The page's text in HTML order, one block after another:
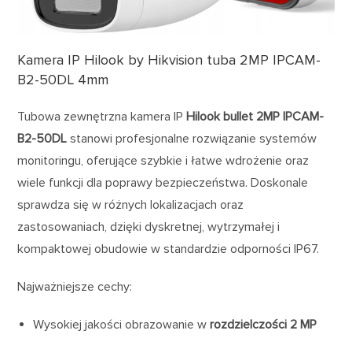
Kamera IP Hilook by Hikvision tuba 2MP IPCAM-
B2-50DL 4mm
Tubowa zewnętrzna kamera IPHilook bullet 2MP IPCAM-
B2-50DLstanowi profesjonalne rozwiązanie systemów
monitoringu, oferujące szybkie i łatwe wdrożenie oraz
wiele funkcji dla poprawy bezpieczeństwa. Doskonale
sprawdza się w różnych lokalizacjach oraz
zastosowaniach, dzięki dyskretnej, wytrzymałej i
kompaktowej obudowie w standardzie odporności IP67.
Najważniejsze cechy:
Wysokiej jakości obrazowanie wrozdzielczości 2 MP